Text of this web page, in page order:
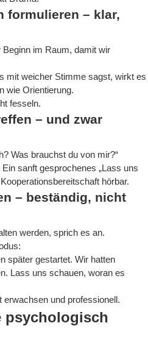
formulieren – klar,
Beginn im Raum, damit wir
mit weicher Stimme sagst, wirkt es
wie Orientierung.
fesseln.
– und zwar
Was brauchst du von mir?“
sanft gesprochenes „Lass uns
hörbar.
– beständig, nicht
werden, sprich es an.
später gestartet. Wir hatten
Lass uns schauen, woran es
erwachsen und professionell.
psychologisch